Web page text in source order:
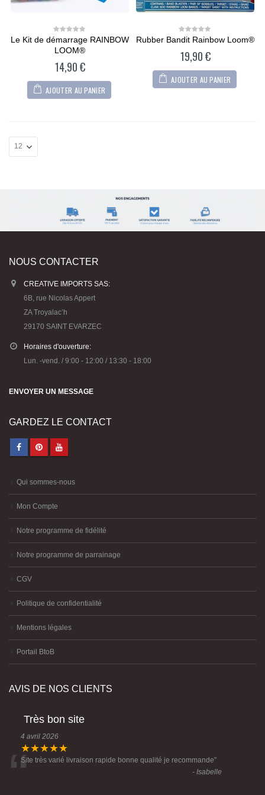
0
of
Le Kit de démarrage RAINBOW
LOOM®
14,90€
AJOUTER AU PANIER
0
of
Rubber Bandit Rainbow Loom®
19,90€
AJOUTER AU PANIER
NOUS CONTACTER
CREATIVE IMPORTS SAS:
6B, rue Nicolas Appert
ZA Troyalac’h
29170 SAINT EVARZEC
Horaires d'ouverture:
Lun. -vend. / 9:00 - 12:00 / 13:30 - 18:00
ENVOYER UN MESSAGE
GARDEZ LE CONTACT
Qui sommes-nous
Mon Compte
Notre programme de fidélité
Notre programme de parrainage
CGV
Politique de confidentialité
Mentions légales
Portail BtoB
AVIS DE NOS CLIENTS
Très bon site
4 avril 2026
★★★★★
“Site très varié livraison rapide bonne qualité je recommande”
- Isabelle